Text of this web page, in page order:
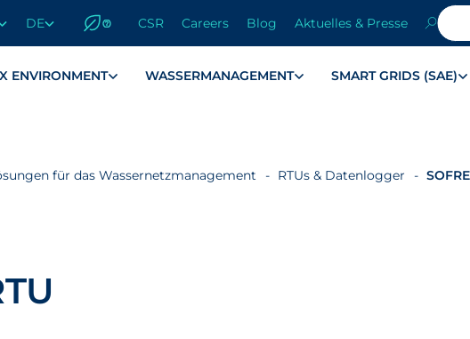
ENVIRONMENT WASSERMANAGEMENT SMART GRIDS (SAE)
CSR Careers Blog Aktuelles & Presse
DE
für das Wassernetzmanagement RTUs & Datenlogger